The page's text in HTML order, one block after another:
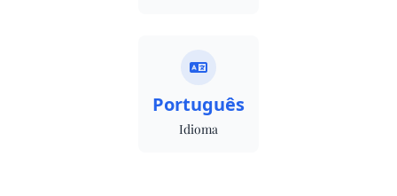
Português
Idioma